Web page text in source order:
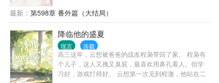
个问题你养小鬼之前不就知道了？”
是下乡的知青，性格懦弱，还有点拎不清。因为长的
漂亮，被女知青设计陷害，嫁给村里的小混混韩振
宇。 韩振宇家里没一个省油的灯，爹不管事，娘是后
娘，后娘生的弟妹没一个好惹的。 韩振宇经常不在
家，他们全家就把原主当成家里的老妈子出气筒，前
两天和小姑子起争执，头撞在石头上没了。 苏写秋冷
冷一笑 ，这真是恶毒的一家人，但她可不是原主，面
对不公，她选择发疯，当一个别人不敢惹的极品，也
最新： 第598章 番外篇（大结局）
降临他的盛夏
现言 连载
高三这年，云想被爸爸的战友程枭带回了家。 程枭有
个儿子，这人又拽又臭屁，最喜欢用鼻孔看人。但学
习好，游戏打得好。 云想第一次见到程澈，他站在二